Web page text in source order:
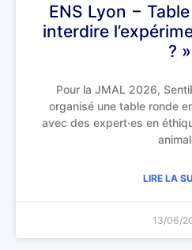
ENS Lyon −
interdire
? »
Pour la JMAL 2026,
organisé une table ronde
avec des expert·es en
LIRE LA
13/06/